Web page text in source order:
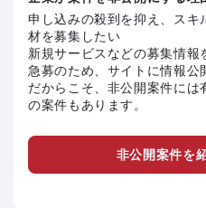
申し込みの殺到を抑え、スキ
材を募集したい
新規サービスなどの募集情
急募のため、サイトに情報公
だからこそ、非公開案件に
の案件もあります。
非公開案件を